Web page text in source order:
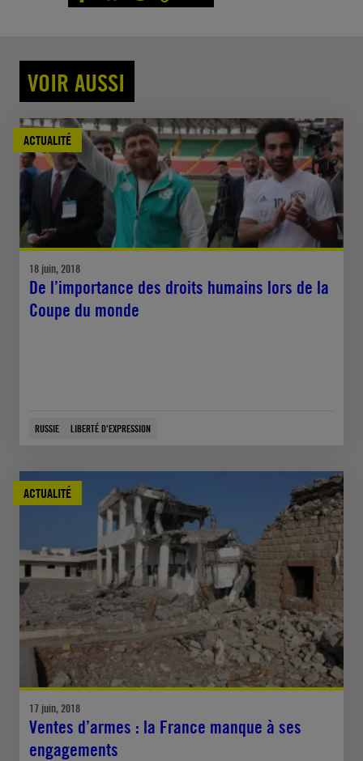
VOIR AUSSI
ACTUALITÉ
18 juin, 2018
De l’importance des droits humains lors de la
Coupe du monde
RUSSIE LIBERTÉ D'EXPRESSION
ACTUALITÉ
17 juin, 2018
Ventes d’armes : la France manque à ses
engagements